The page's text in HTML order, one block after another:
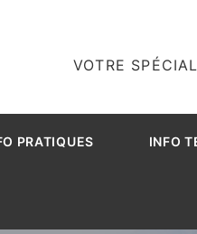
VOTRE
PRATIQUES INFO